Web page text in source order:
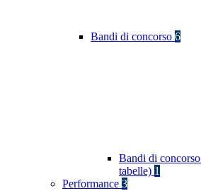
Bandi di concorso 6
Bandi di
tabelle) 1
Performance 3